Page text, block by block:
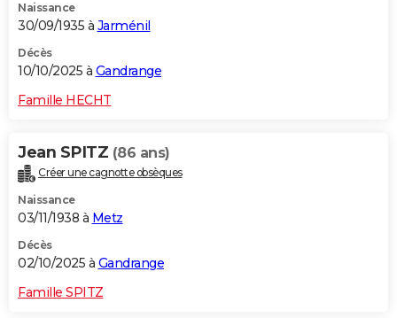
Naissance
30/09/1935 à Jarménil
Décès
10/10/2025 à Gandrange
Famille HECHT
Jean SPITZ (86 ans)
Créer une cagnotte obsèques
Naissance
03/11/1938 à Metz
Décès
02/10/2025 à Gandrange
Famille SPITZ